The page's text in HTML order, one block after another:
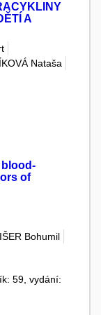
A
Nataša
of
Bohumil
59, vydání: